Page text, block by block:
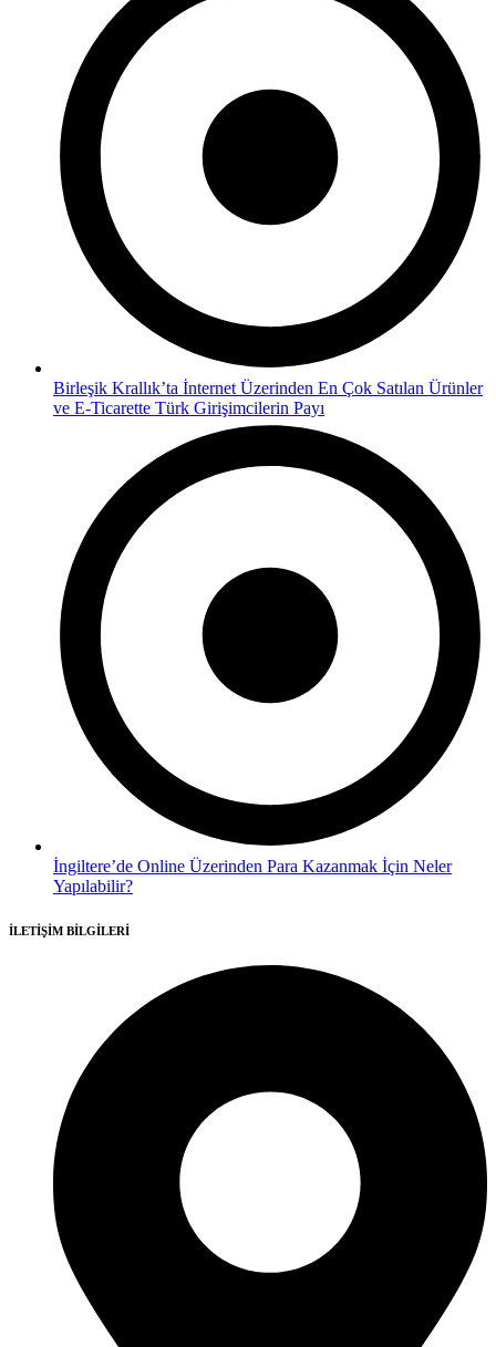
Birleşik Krallık’ta İnternet Üzerinden En Çok Satılan Ürünler
ve E-Ticarette Türk Girişimcilerin Payı
İngiltere’de Online Üzerinden Para Kazanmak İçin Neler
Yapılabilir?
İLETİŞİM BİLGİLERİ